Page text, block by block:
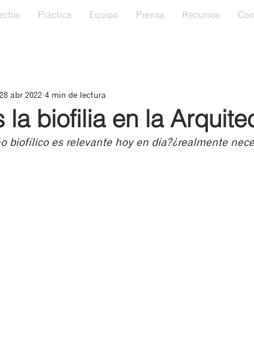
Práctica Equipo Prensa Recursos
la biofilia en la
28 abr 2022 4 min de lectura
biofílico es relevante hoy en día?¿realmente